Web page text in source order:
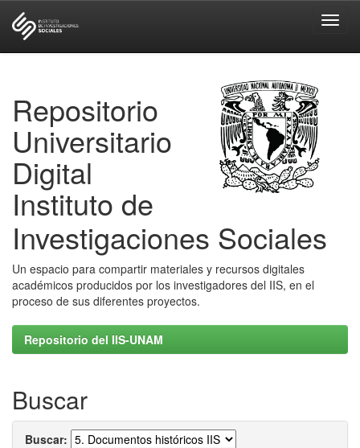
Repositorio
Universitario
Digital
Instituto de
Investigaciones Sociales
Un espacio para compartir materiales y recursos digitales
académicos producidos por los investigadores del IIS, en el
proceso de sus diferentes proyectos.
Repositorio del IIS-UNAM
Buscar
Buscar: